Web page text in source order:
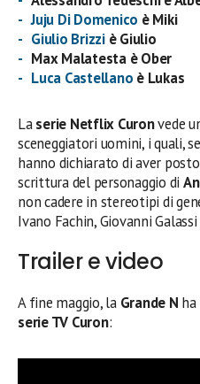
Juju Di Domenico è Miki
Giulio Brizzi è Giulio
Max Malatesta è Ober
Luca Castellano è Lukas
Laserie Netflix Curonvede
sceneggiatori uomini, i quali,
hanno dichiarato di aver
scrittura del personaggio di
non cadere in stereotipi di
Ivano Fachin, Giovanni
Trailer e video
A fine maggio, laGrande N
serie TV Curon: